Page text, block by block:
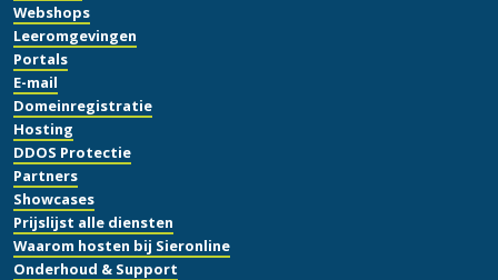
Webshops
Leeromgevingen
Portals
E-mail
Domeinregistratie
Hosting
DDOS Protectie
Partners
Showcases
Prijslijst alle diensten
Waarom hosten bij Sieronline
Onderhoud & Support